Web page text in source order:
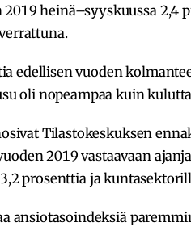
heinä–syyskuussa 2,4
edellisen vuoden
oli nopeampaa kuin
Tilastokeskuksen
2019 vastaavaan
prosenttia ja
ansiotasoindeksiä